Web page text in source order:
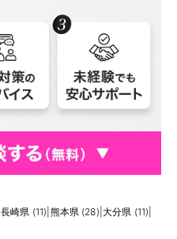
|長崎県 (11) 熊本県 (28) 大分県 (11)